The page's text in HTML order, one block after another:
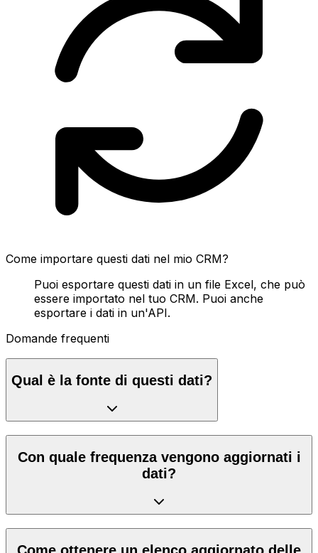
Come importare questi dati nel mio CRM?
Puoi esportare questi dati in un file Excel, che può
essere importato nel tuo CRM. Puoi anche
esportare i dati in un'API.
Domande frequenti
Qual è la fonte di questi dati?
Con quale frequenza vengono aggiornati i
dati?